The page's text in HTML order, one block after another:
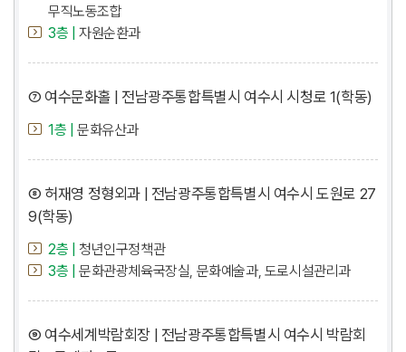
무직노동조합
3층 |
자원순환과
⑦ 여수문화홀 | 전남광주통합특별시 여수시 시청로 1(학동)
1층 | 문화유산과
⑧ 허재영 정형외과 | 전남광주통합특별시 여수시 도원로 27
9(학동)
2층 |
청년인구정책관
3층 |
문화관광체육국장실, 문화예술과, 도로시설관리과
⑨ 여수세계박람회장 | 전남광주통합특별시 여수시 박람회